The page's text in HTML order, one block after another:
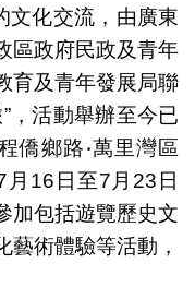
文化交流，由廣東
區政府民政及青年
育及青年發展局聯
，活動舉辦至今已
僑鄉路‧萬里灣區
月16日至7月23日
加包括遊覽歷史文
術體驗等活動，